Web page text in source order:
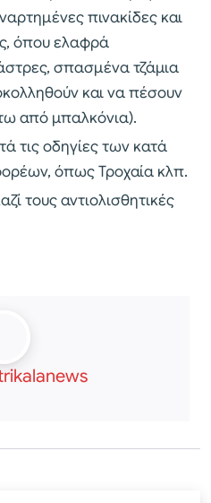
πινακίδες και
όπου ελαφρά
σπασμένα τζάμια
και να πέσουν
από μπαλκόνια).
τις οδηγίες των κατά
όπως Τροχαία κλπ.
τους αντιολισθητικές